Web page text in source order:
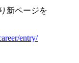
新ページを
entry/